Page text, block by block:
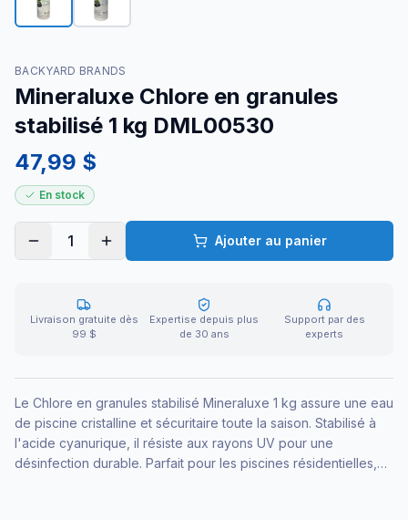
BACKYARD BRANDS
Mineraluxe Chlore en granules
stabilisé 1 kg DML00530
47,99 $
En stock
1 Ajouter au panier
Livraison gratuite dès
99 $
Expertise depuis plus
de 30 ans
Support par des
experts
Le Chlore en granules stabilisé Mineraluxe 1 kg assure une eau
de piscine cristalline et sécuritaire toute la saison. Stabilisé à
l'acide cyanurique, il résiste aux rayons UV pour une
désinfection durable. Parfait pour les piscines résidentielles,